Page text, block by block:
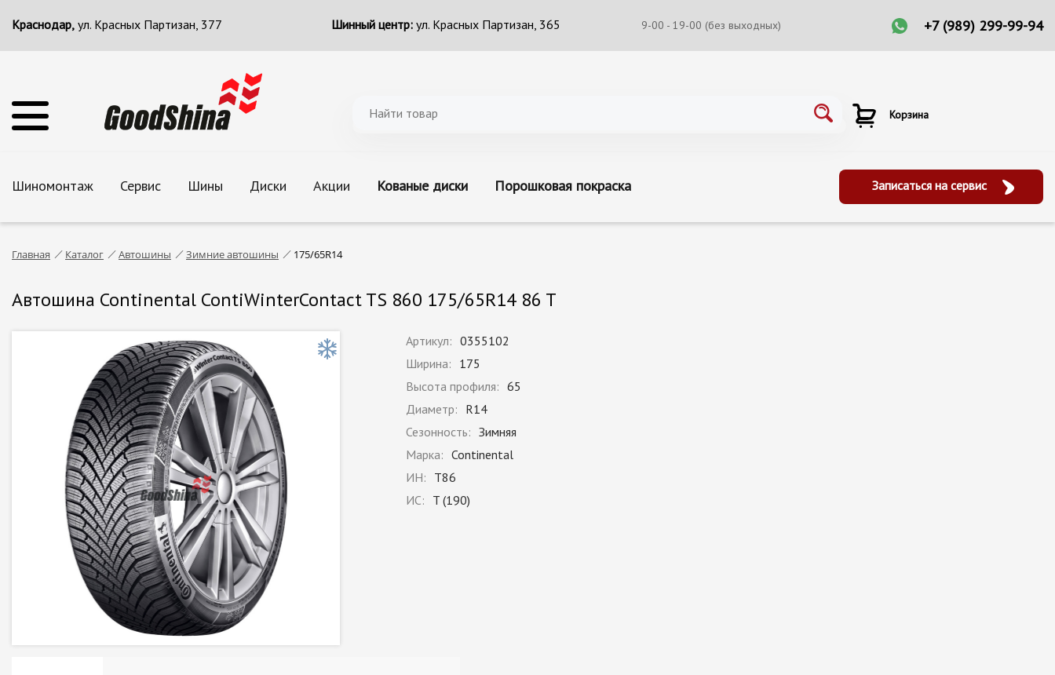
Краснодар, ул. Красных Партизан, 377 Шинный центр:ул. Красных Партизан, 365 9-00 - 19-00 (без выходных) +7 (989) 299-99-94
Корзина
Шиномонтаж Сервис Шины Диски Акции Кованые диски Порошковая покраска Записаться на сервис
Главная Каталог Автошины Зимние автошины 175/65R14
Автошина Continental ContiWinterContact TS 860 175/65R14 86 T
Артикул: 0355102
Ширина: 175
Высота профиля: 65
Диаметр: R14
Сезонность: Зимняя
Марка: Continental
ИН: T86
ИС: T (190)